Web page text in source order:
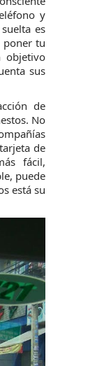
y
es
poner tu
objetivo
sus
de
No
de
fácil,
puede
está su